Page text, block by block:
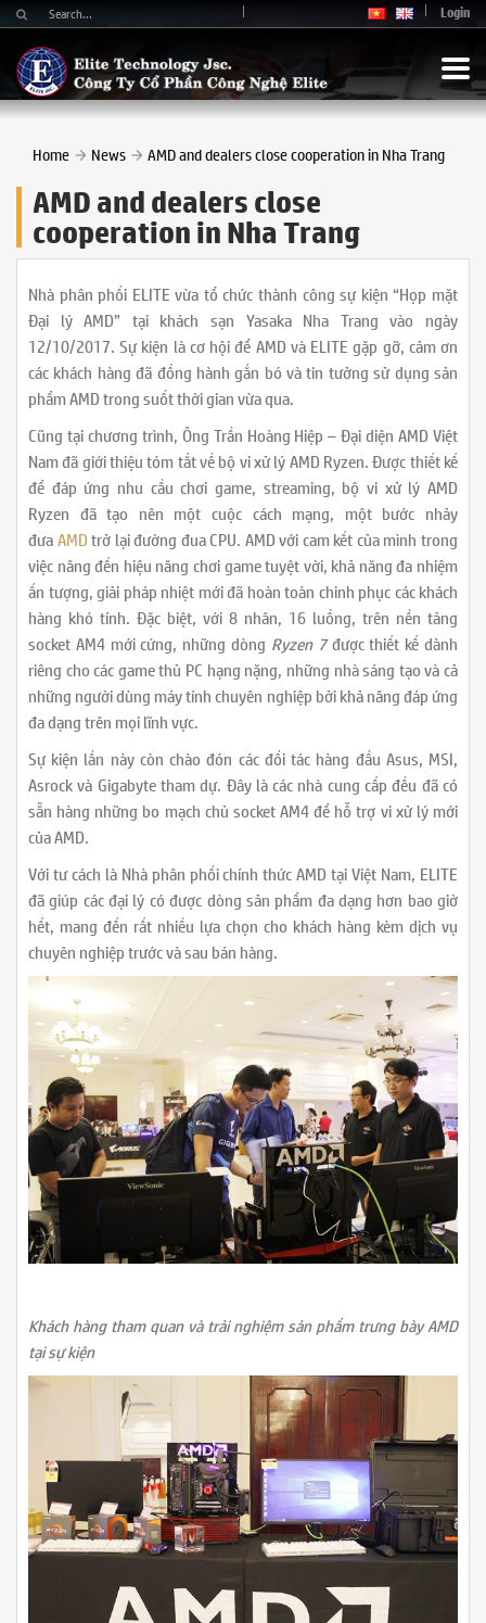
Login
Home News AMD and dealers close cooperation in Nha Trang
AMD and dealers close
cooperation in Nha Trang
Nhà phân phối ELITE vừa tổ chức thành công sự kiện “Họp mặt
Đại lý AMD” tại khách sạn Yasaka Nha Trang vào ngày
12/10/2017. Sự kiện là cơ hội để AMD và ELITE gặp gỡ, cảm ơn
các khách hàng đã đồng hành gắn bó và tin tưởng sử dụng sản
phẩm AMD trong suốt thời gian vừa qua.
Cũng tại chương trình, Ông Trần Hoàng Hiệp – Đại diện AMD Việt
Nam đã giới thiệu tóm tắt về bộ vi xử lý AMD Ryzen. Được thiết kế
để đáp ứng nhu cầu chơi game, streaming, bộ vi xử lý AMD
Ryzen đã tạo nên một cuộc cách mạng, một bước nhảy
đưaAMDtrở lại đường đua CPU. AMD với cam kết của mình trong
việc nâng đến hiệu năng chơi game tuyệt vời, khả năng đa nhiệm
ấn tượng, giải pháp nhiệt mới đã hoàn toàn chinh phục các khách
hàng khó tính. Đặc biệt, với 8 nhân, 16 luồng, trên nền tảng
socket AM4 mới cứng, những dòng Ryzen 7được thiết kế dành
riêng cho các game thủ PC hạng nặng, những nhà sáng tạo và cả
những người dùng máy tính chuyên nghiệp bởi khả năng đáp ứng
đa dạng trên mọi lĩnh vực.
Sự kiện lần này còn chào đón các đối tác hàng đầu Asus, MSI,
Asrock và Gigabyte tham dự. Đây là các nhà cung cấp đều đã có
sẵn hàng những bo mạch chủ socket AM4 để hỗ trợ vi xử lý mới
của AMD.
Với tư cách là Nhà phân phối chính thức AMD tại Việt Nam, ELITE
đã giúp các đại lý có được dòng sản phẩm đa dạng hơn bao giờ
hết, mang đến rất nhiều lựa chọn cho khách hàng kèm dịch vụ
chuyên nghiệp trước và sau bán hàng.
Khách hàng tham quan và trải nghiệm sản phẩm trưng bày AMD
tại sự kiện